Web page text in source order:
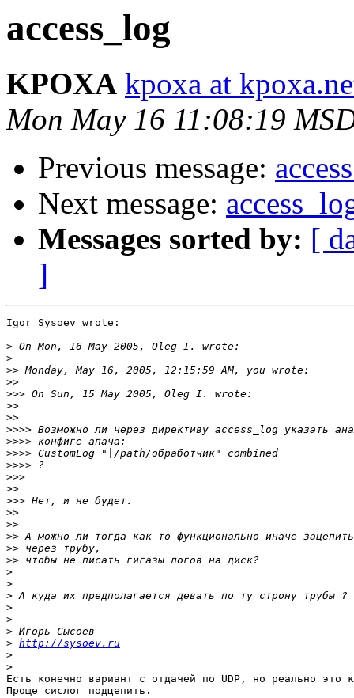
access_log
KPOXA kpoxa at
Mon May 16 11:08:19
Previous message:
Next message:
Messages sorted by: [
]
Igor Sysoev wrote:
>
>
>>
>>
>>>
>>
>>
>>>>
>>>>
>>>>
>>>>
>>>
>>
>>>
>>
>>
>>
>>
>>
>
>
>
>
>
>
> http://sysoev.ru
>
>
Есть конечно вариант с отдачей по UDP, но реально это
Проще сислог подцепить.